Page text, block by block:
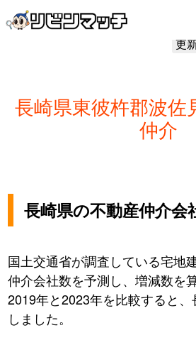
更
長崎県東彼杵郡波佐
仲介
長崎県の不動産仲介会
国土交通省が調査している宅地
仲介会社数を予測し、増減数を
2019年と2023年を比較すると
しました。